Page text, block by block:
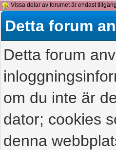
Vissa delar av forumet är endast
detta meddelande.
Detta forum
Detta forum
om du inte är
dator; cookies
denna